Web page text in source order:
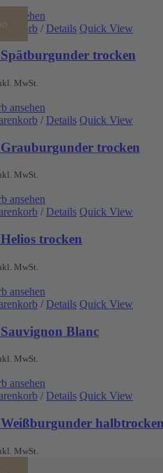
ansehen
/ Details Quick View
trocken
MwSt.
ansehen
/ Details Quick View
trocken
MwSt.
ansehen
/ Details Quick View
trocken
MwSt.
ansehen
/ Details Quick View
Blanc
MwSt.
ansehen
/ Details Quick View
halbtrocken
MwSt.